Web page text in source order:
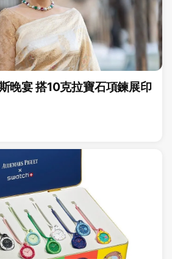
晚宴 搭10克拉寶石項鍊展印